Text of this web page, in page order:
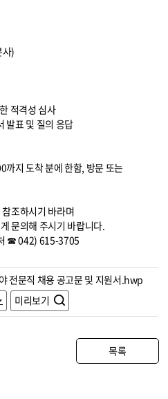
)
적격성 심사
발표 및 질의 응답
지 도착 분에 한함, 방문 또는
조하시기 바라며
문의해 주시기 바랍니다.
☎ 042) 615-3705
전문직 채용 공고문 및 지원서.hwp
미리보기
목록